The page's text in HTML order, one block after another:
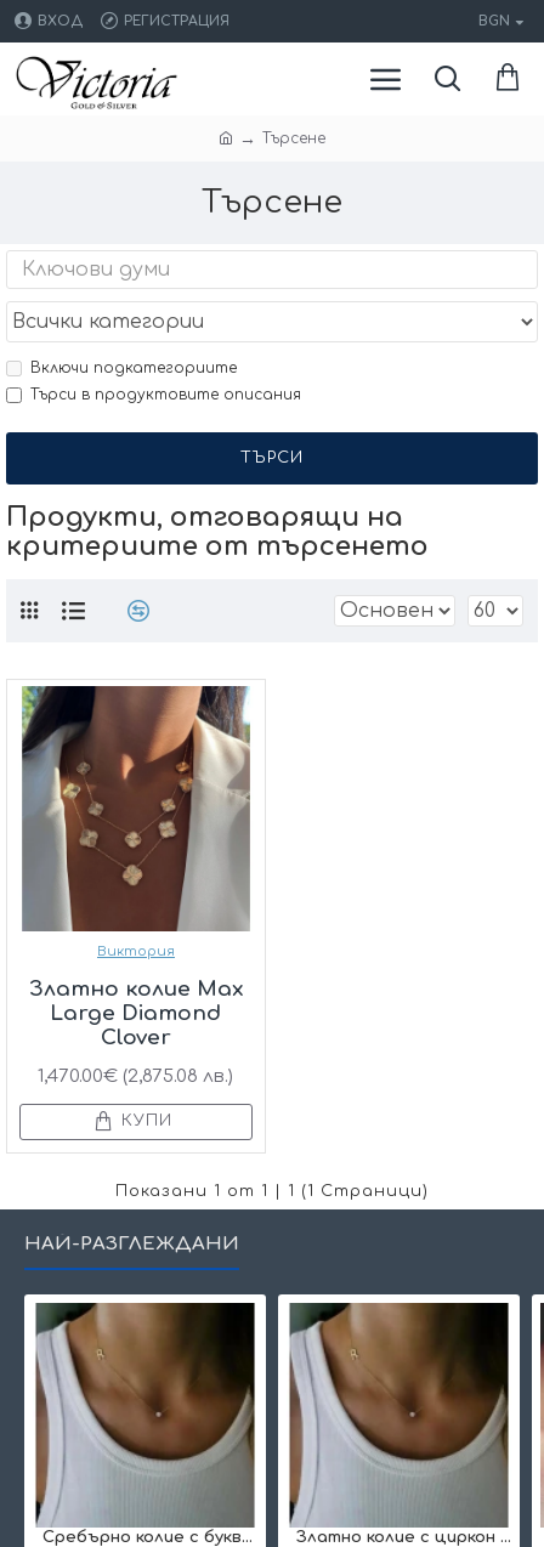
ВХОД РЕГИСТРАЦИЯ BGN
Търсене
Търсене
Включи подкатегориите
Търси в продуктовите описания
ТЪРСИ
Продукти, отговарящи на
критериите от търсенето
Виктория
Златно колие Max
Large Diamond
Clover
1,470.00€ (2,875.08 лв.)
КУПИ
Показани 1 от 1 | 1 (1 Страници)
НАЙ-РАЗГЛЕЖДАНИ
Сребърнo колие с буква и едно камъче
Златно колие с циркон и буква по избор